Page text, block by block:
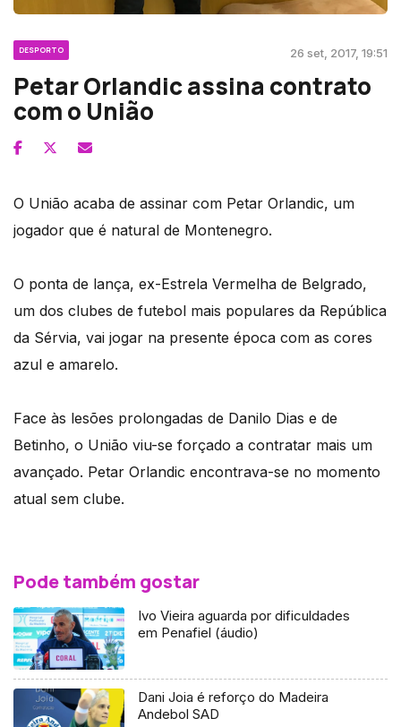
DESPORTO 26 set, 2017, 19:51
Petar Orlandic assina contrato
com o União
O União acaba de assinar com Petar Orlandic, um
jogador que é natural de Montenegro.
O ponta de lança, ex-Estrela Vermelha de Belgrado,
um dos clubes de futebol mais populares da República
da Sérvia, vai jogar na presente época com as cores
azul e amarelo.
Face às lesões prolongadas de Danilo Dias e de
Betinho, o União viu-se forçado a contratar mais um
avançado. Petar Orlandic encontrava-se no momento
atual sem clube.
Pode também gostar
Ivo Vieira aguarda por dificuldades
em Penafiel (áudio)
Dani Joia é reforço do Madeira
Andebol SAD